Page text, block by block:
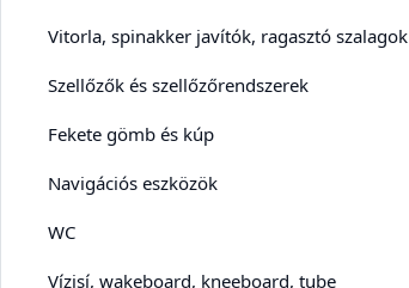
Vitorla, spinakker javítók, ragasztó szalagok
Szellőzők és szellőzőrendszerek
Fekete gömb és kúp
Navigációs eszközök
WC
Vízisí, wakeboard, kneeboard, tube